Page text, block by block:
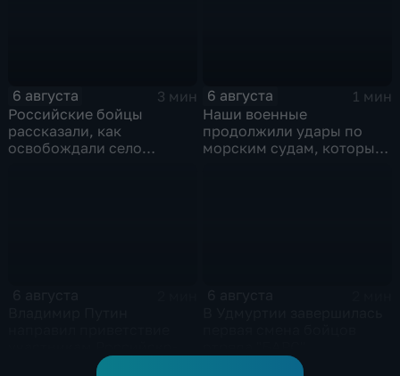
6 августа
3 мин
Российские бойцы
рассказали, как
освобождали село
6 августа
1 мин
Наши военные
продолжили удары по
морским судам, которые
киргизского